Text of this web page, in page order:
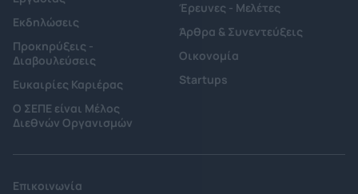
Εκδηλώσεις
Προκηρύξεις -
Διαβουλεύσεις
Ευκαιρίες Καριέρας
Ο ΣΕΠΕ είναι Μέλος
Διεθνών Οργανισμών
Έρευνες - Μελέτες
Άρθρα & Συνεντεύξεις
Οικονομία
Startups
Επικοινωνία